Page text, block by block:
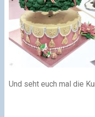
Und seht euch mal die